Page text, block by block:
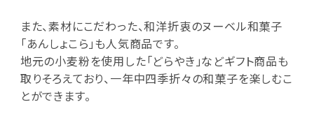
また、素材にこだわった、和洋折衷のヌーベル和菓子
「あんしょこら」も人気商品です。
地元の小麦粉を使用した「どらやき」などギフト商品も
取りそろえており、一年中四季折々の和菓子を楽しむこ
とができます。